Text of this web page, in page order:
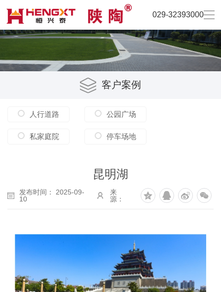
029-32393000
客户案例
人行道路 公园广场
私家庭院 停车场地
昆明湖
发布时间： 2025-09-
10
来
源：